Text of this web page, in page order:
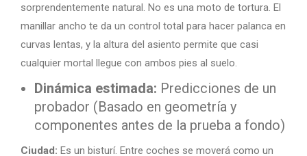
sorprendentemente natural. No es una moto de tortura. El
manillar ancho te da un control total para hacer palanca en
curvas lentas, y la altura del asiento permite que casi
cualquier mortal llegue con ambos pies al suelo.
Dinámica estimada: Predicciones de un
probador (Basado en geometría y
componentes antes de la prueba a fondo)
Ciudad: Es un bisturí. Entre coches se moverá como un